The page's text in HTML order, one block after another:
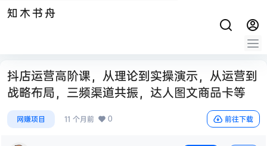
知木书舟
抖店运营高阶课，从理论到实操演示，从运营到
战略布局，三频渠道共振，达人图文商品卡等
网赚项目 11 个月前 0 前往下载